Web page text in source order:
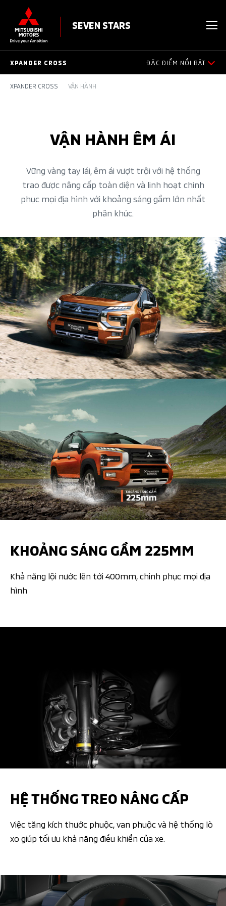
SEVEN STARS
XPANDER CROSS ĐẶC ĐIỂM NỔI BẬT
THIẾT KẾ NỘI THẤT
TRANG BỊ
AN TOÀN
PHỤ KIỆN CHÍNH HÃNG
PHỤ KIỆN HỢP TÁC BÊN THỨ 3
XPANDER CROSS VẬN HÀNH
VẬN HÀNH ÊM ÁI
Vững vàng tay lái, êm ái vượt trội với hệ thống
trao được nâng cấp toàn diện và linh hoạt chinh
phục mọi địa hình với khoảng sáng gầm lớn nhất
phân khúc.
KHOẢNG SÁNG GẦM 225MM
Khả năng lội nước lên tới 400mm, chinh phục mọi địa
hình
HỆ THỐNG TREO NÂNG CẤP
Việc tăng kích thước phuộc, van phuộc và hệ thống lò
xo giúp tối ưu khả năng điều khiển của xe.